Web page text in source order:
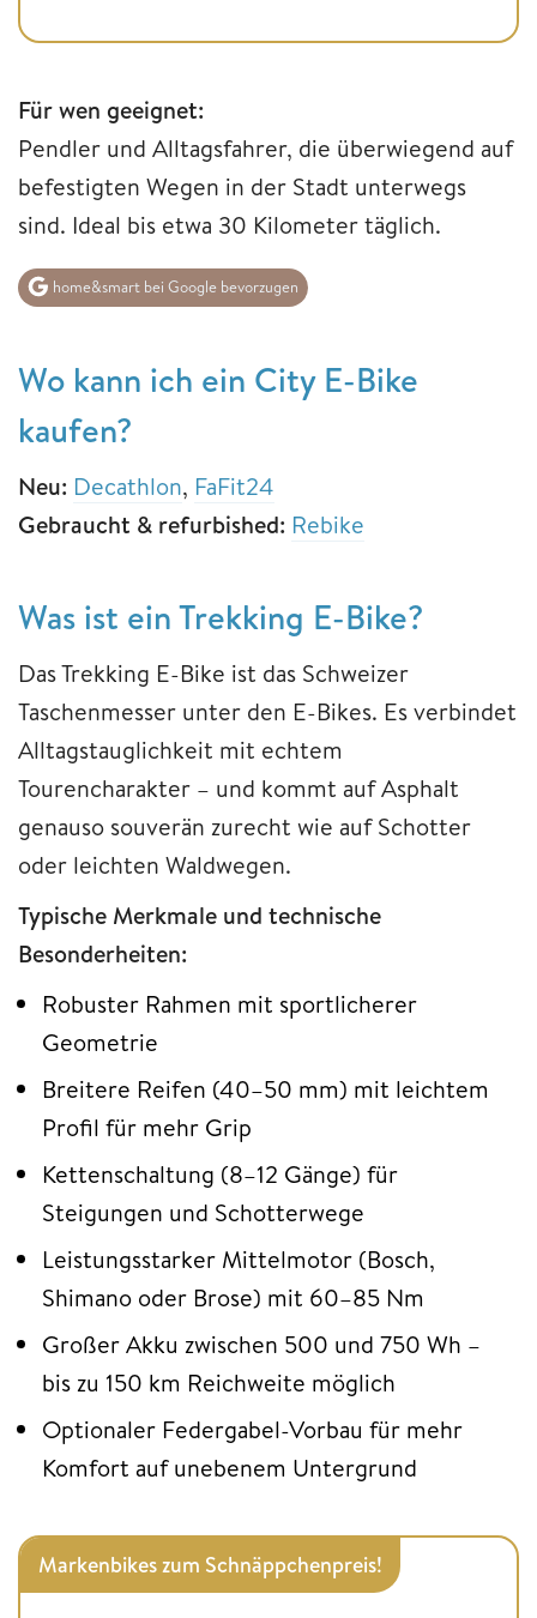
Für wen geeignet:
Pendler und Alltagsfahrer, die überwiegend auf
befestigten Wegen in der Stadt unterwegs
sind. Ideal bis etwa 30 Kilometer täglich.
home&smart bei Google bevorzugen
Wo kann ich ein City E-Bike
kaufen?
Neu: Decathlon, FaFit24
Gebraucht & refurbished: Rebike
Was ist ein Trekking E-Bike?
Das Trekking E-Bike ist das Schweizer
Taschenmesser unter den E-Bikes. Es verbindet
Alltagstauglichkeit mit echtem
Tourencharakter – und kommt auf Asphalt
genauso souverän zurecht wie auf Schotter
oder leichten Waldwegen.
Typische Merkmale und technische
Besonderheiten:
Robuster Rahmen mit sportlicherer
Geometrie
Breitere Reifen (40–50 mm) mit leichtem
Profil für mehr Grip
Kettenschaltung (8–12 Gänge) für
Steigungen und Schotterwege
Leistungsstarker Mittelmotor (Bosch,
Shimano oder Brose) mit 60–85 Nm
Großer Akku zwischen 500 und 750 Wh –
bis zu 150 km Reichweite möglich
Optionaler Federgabel-Vorbau für mehr
Komfort auf unebenem Untergrund
Markenbikes zum Schnäppchenpreis!